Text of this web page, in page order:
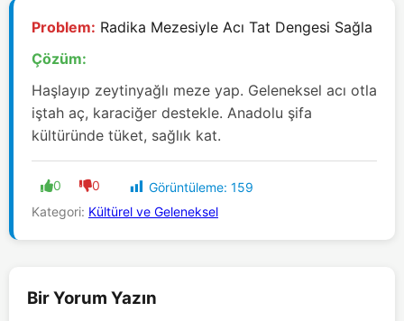
Problem: Radika Mezesiyle Acı Tat Dengesi Sağla
Çözüm:
Haşlayıp zeytinyağlı meze yap. Geleneksel acı otla
iştah aç, karaciğer destekle. Anadolu şifa
kültüründe tüket, sağlık kat.
0 0 Görüntüleme: 159
Kategori: Kültürel ve Geleneksel
Bir Yorum Yazın